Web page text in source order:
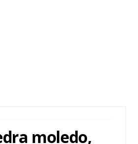
moledo,